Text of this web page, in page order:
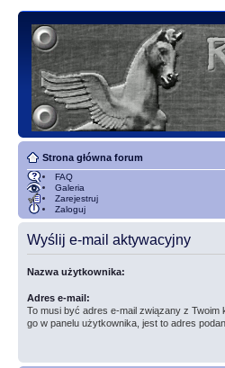
Strona główna forum
FAQ
Galeria
Zarejestruj
Zaloguj
Wyślij e-mail aktywacyjny
Nazwa użytkownika:
Adres e-mail:
To musi być adres e-mail związany z Twoim
go w panelu użytkownika, jest to adres